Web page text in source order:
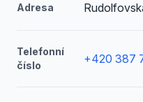
Adresa
Telefonní
číslo
+420 387